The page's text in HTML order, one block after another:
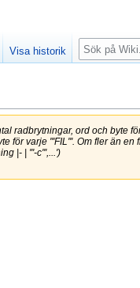
radbrytningar, ord och byte
för varje '''FIL'''. Om fler än en
|- | '''-c''',...')
Visa historik Sök